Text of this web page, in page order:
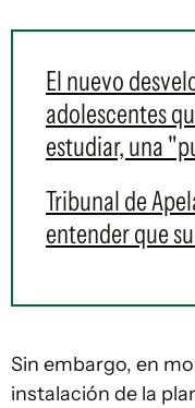
El nuevo
adolescentes
estudiar, una
Tribunal de
entender que
Sin embargo, en
instalación de la